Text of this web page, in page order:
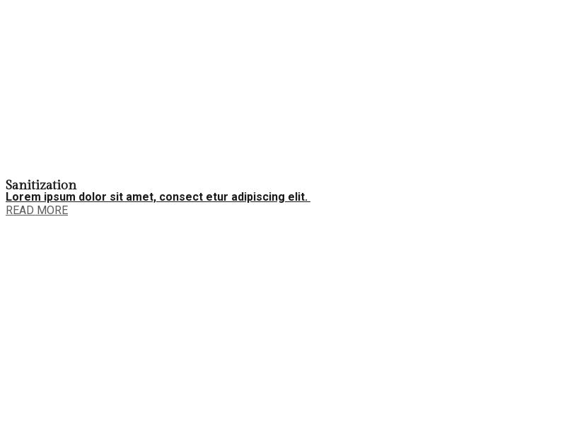
Sanitization
Lorem ipsum dolor sit amet, consect etur adipiscing elit.
READ MORE